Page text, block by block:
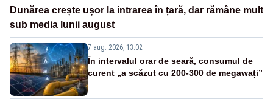
Dunărea crește ușor la intrarea în țară, dar rămâne mult
sub media lunii august
7 aug. 2026, 13:02
În intervalul orar de seară, consumul de
curent „a scăzut cu 200-300 de megawați”